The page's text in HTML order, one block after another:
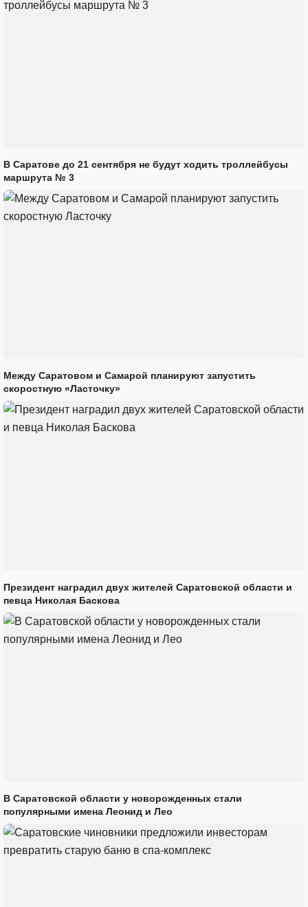
В Саратове до 21 сентября не будут ходить троллейбусы
маршрута № 3
Между Саратовом и Самарой планируют запустить
скоростную «Ласточку»
Президент наградил двух жителей Саратовской области и
певца Николая Баскова
В Саратовской области у новорожденных стали
популярными имена Леонид и Лео